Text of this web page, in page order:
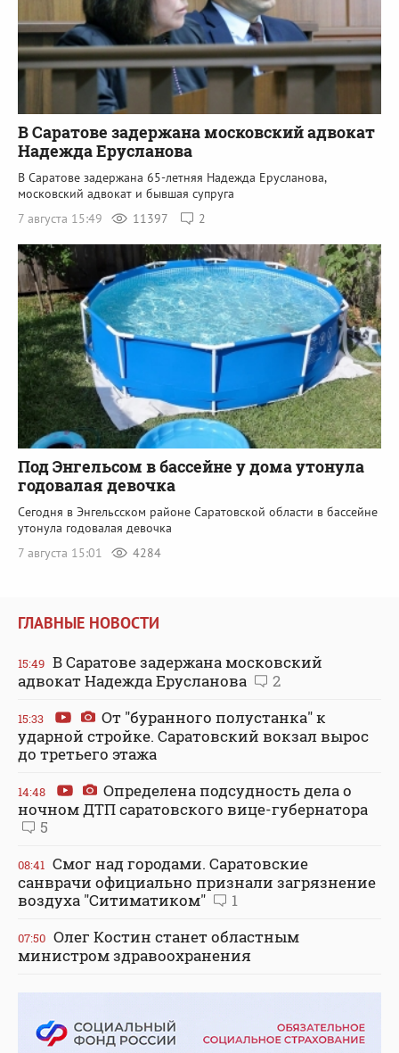
В Саратове задержана московский адвокат
Надежда Ерусланова
В Саратове задержана 65-летняя Надежда Ерусланова,
московский адвокат и бывшая супруга
7 августа 15:49
11397 2
Под Энгельсом в бассейне у дома утонула
годовалая девочка
Сегодня в Энгельсском районе Саратовской области в бассейне
утонула годовалая девочка
7 августа 15:01
4284
ГЛАВНЫЕ НОВОСТИ
15:49 В Саратове задержана московский
адвокат Надежда Ерусланова
2
15:33
От "буранного полустанка" к
ударной стройке. Саратовский вокзал вырос
до третьего этажа
14:48
Определена подсудность дела о
ночном ДТП саратовского вице-губернатора
5
08:41 Смог над городами. Саратовские
санврачи официально признали загрязнение
воздуха "Ситиматиком"
1
07:50 Олег Костин станет областным
министром здравоохранения